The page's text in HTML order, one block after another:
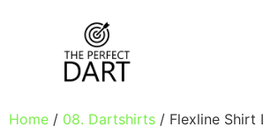
Home / 08. Dartshirts / Flexline Shirt